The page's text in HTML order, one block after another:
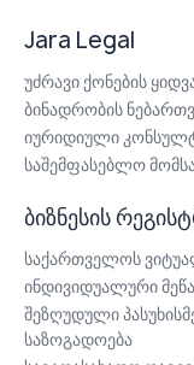
Jara Legal
უძრავი ქონების
ბინადრობის
იურიდიული
საშემფასებლო
ბიზნესის
საქართველოს
ინდივიდუალური
შეზღუდული
საზოგადოება